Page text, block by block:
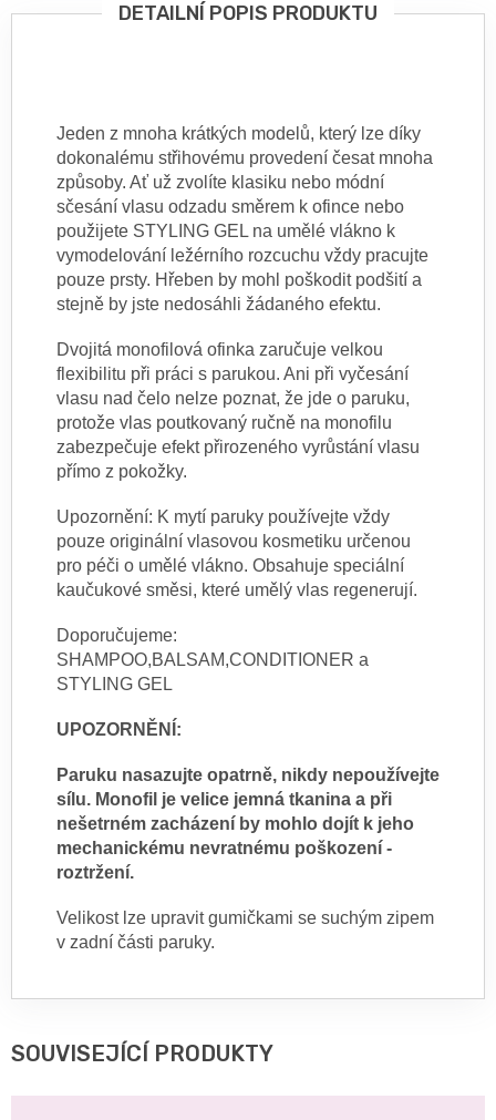
DETAILNÍ POPIS PRODUKTU
Jeden z mnoha krátkých modelů, který lze díky
dokonalému střihovému provedení česat mnoha
způsoby. Ať už zvolíte klasiku nebo módní
sčesání vlasu odzadu směrem k ofince nebo
použijete STYLING GEL na umělé vlákno k
vymodelování ležérního rozcuchu vždy pracujte
pouze prsty. Hřeben by mohl poškodit podšití a
stejně by jste nedosáhli žádaného efektu.
Dvojitá monofilová ofinka zaručuje velkou
flexibilitu při práci s parukou. Ani při vyčesání
vlasu nad čelo nelze poznat, že jde o paruku,
protože vlas poutkovaný ručně na monofilu
zabezpečuje efekt přirozeného vyrůstání vlasu
přímo z pokožky.
Upozornění: K mytí paruky používejte vždy
pouze originální vlasovou kosmetiku určenou
pro péči o umělé vlákno. Obsahuje speciální
kaučukové směsi, které umělý vlas regenerují.
Doporučujeme:
SHAMPOO,BALSAM,CONDITIONER a
STYLING GEL
UPOZORNĚNÍ:
Paruku nasazujte opatrně, nikdy nepoužívejte
sílu. Monofil je velice jemná tkanina a při
nešetrném zacházení by mohlo dojít k jeho
mechanickému nevratnému poškození -
roztržení.
Velikost lze upravit gumičkami se suchým zipem
v zadní části paruky.
SOUVISEJÍCÍ PRODUKTY